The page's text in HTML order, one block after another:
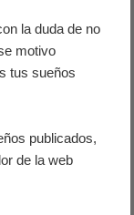
la duda de no
motivo
tus sueños
publicados,
de la web